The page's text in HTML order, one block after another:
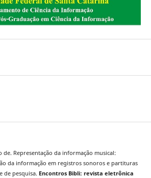
de. Representação da informação musical:
da informação em registros sonoros e partituras
de pesquisa. Encontros Bibli: revista eletrônica